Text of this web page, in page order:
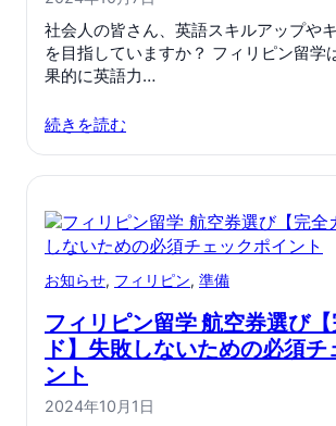
社会人の皆さん、英語スキルアップや
を目指していますか？ フィリピン留学
果的に英語力…
続きを読む
お知らせ, フィリピン, 準備
フィリピン留学 航空券選び
ド】失敗しないための必須チ
ント
2024年10月1日